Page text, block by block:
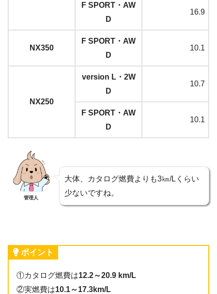
F SPORT・AW
D
16.9
NX350
F SPORT・AW
D
10.1
NX250
version L・2W
D
10.7
F SPORT・AW
D
10.1
管理人
大体、カタログ燃費よりも3㎞/Lくらい
少ないですね。
ポイント
①カタログ燃費は12.2～20.9 km/L
②実燃費は10.1～17.3km/L